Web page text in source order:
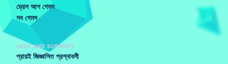
ড্রেস আপ গেমস
সব গেমস
HELP AND SUPPORT
প্রায়ই জিজ্ঞাসিত প্রশ্নাবলী